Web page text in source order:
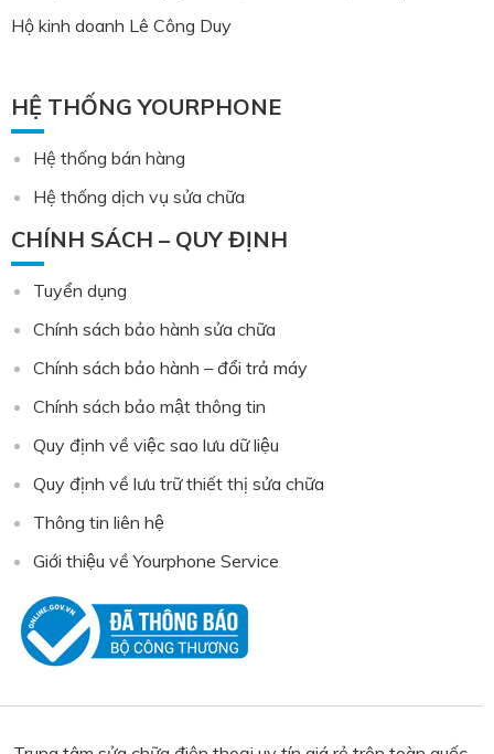
Hộ kinh doanh Lê Công Duy
HỆ THỐNG YOURPHONE
Hệ thống bán hàng
Hệ thống dịch vụ sửa chữa
CHÍNH SÁCH – QUY ĐỊNH
Tuyển dụng
Chính sách bảo hành sửa chữa
Chính sách bảo hành – đổi trả máy
Chính sách bảo mật thông tin
Quy định về việc sao lưu dữ liệu
Quy định về lưu trữ thiết thị sửa chữa
Thông tin liên hệ
Giới thiệu về Yourphone Service